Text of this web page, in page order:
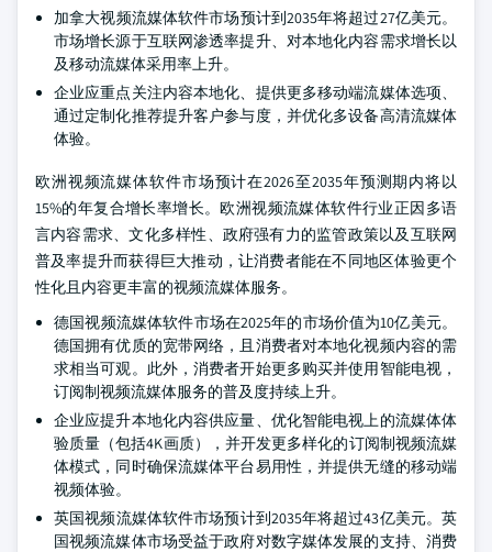
加拿大视频流媒体软件市场预计到2035年将超过27亿美元。
市场增长源于互联网渗透率提升、对本地化内容需求增长以
及移动流媒体采用率上升。
企业应重点关注内容本地化、提供更多移动端流媒体选项、
通过定制化推荐提升客户参与度，并优化多设备高清流媒体
体验。
欧洲视频流媒体软件市场预计在2026至2035年预测期内将以
15%的年复合增长率增长。欧洲视频流媒体软件行业正因多语
言内容需求、文化多样性、政府强有力的监管政策以及互联网
普及率提升而获得巨大推动，让消费者能在不同地区体验更个
性化且内容更丰富的视频流媒体服务。
德国视频流媒体软件市场在2025年的市场价值为10亿美元。
德国拥有优质的宽带网络，且消费者对本地化视频内容的需
求相当可观。此外，消费者开始更多购买并使用智能电视，
订阅制视频流媒体服务的普及度持续上升。
企业应提升本地化内容供应量、优化智能电视上的流媒体体
验质量（包括4K画质），并开发更多样化的订阅制视频流媒
体模式，同时确保流媒体平台易用性，并提供无缝的移动端
视频体验。
英国视频流媒体软件市场预计到2035年将超过43亿美元。英
国视频流媒体市场受益于政府对数字媒体发展的支持、消费